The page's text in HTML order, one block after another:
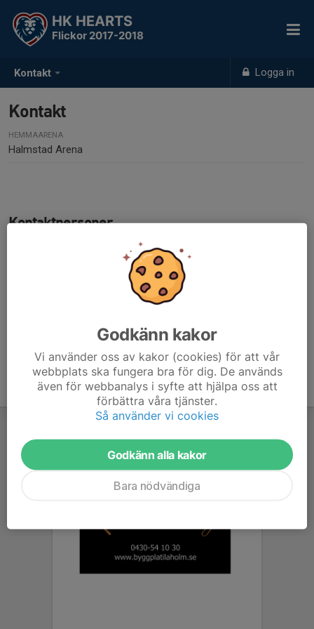
Kontakt Logga in
HK HEARTS
Flickor 2017-2018
Kontakt
HEMMAARENA
Halmstad Arena
Kontaktpersoner
olaperarwidson1@gmail.com
Godkänn kakor
Vi använder oss av kakor (cookies) för att vår
webbplats ska fungera bra för dig. De används
även för webbanalys i syfte att hjälpa oss att
förbättra våra tjänster.
Så använder vi cookies
Godkänn alla kakor
Bara nödvändiga